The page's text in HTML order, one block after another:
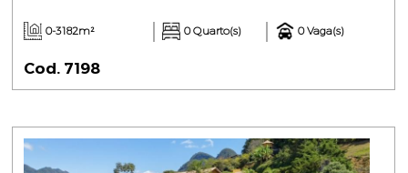
0-3182m² 0 Quarto(s) 0 Vaga(s)
Cod. 7198